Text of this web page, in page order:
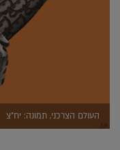
העולם הצרכני, תמונה: יח"צ